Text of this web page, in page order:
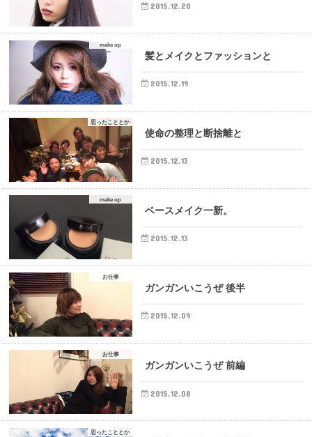
2015.12.20
make up
髪とメイクとファッションと
2015.12.19
思ったこととか
使命の整理と断捨離と
2015.12.13
make up
ベースメイク一新。
2015.12.13
お仕事
ガンガンいこうぜ 後半
2015.12.09
お仕事
ガンガンいこうぜ 前編
2015.12.08
思ったこととか